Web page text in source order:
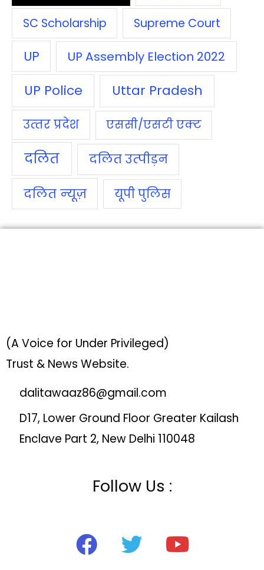
SC Scholarship Supreme Court
UP UP Assembly Election 2022
UP Police Uttar Pradesh
उत्‍तर प्रदेश एससी/एसटी एक्‍ट
दलित दलित उत्‍पीड़न
दलित न्‍यूज़ यूपी पुलिस
(A Voice for Under Privileged)
Trust & News Website.
dalitawaaz86@gmail.com
D17, Lower Ground Floor Greater Kailash
Enclave Part 2, New Delhi 110048
Follow Us :